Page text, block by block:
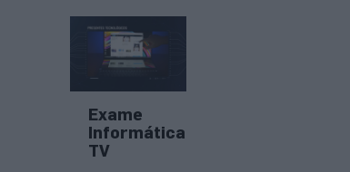
Exame
Informática
TV